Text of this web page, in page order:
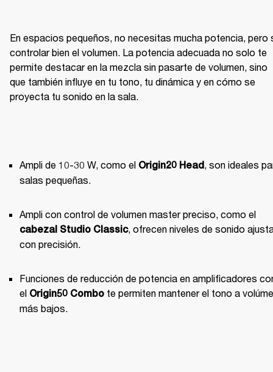
En espacios pequeños, no necesitas mucha potencia, pero
controlar bien el volumen. La potencia adecuada no solo te
permite destacar en la mezcla sin pasarte de volumen, sino
que también influye en tu tono, tu dinámica y en cómo se
proyecta tu sonido en la sala.
Ampli de 10-30 W, como el Origin20 Head , son ideales
salas pequeñas.
cabezal Studio Classic, ofrecen niveles de sonido
con precisión.
Funciones de reducción de potencia en amplificadores
el Origin50 Combo te permiten mantener el tono a
más bajos.